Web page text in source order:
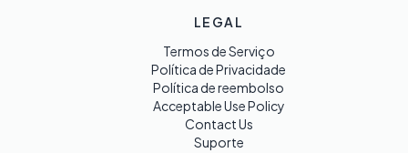
LEGAL
Termos de Serviço
Política de Privacidade
Política de reembolso
Acceptable Use Policy
Contact Us
Suporte